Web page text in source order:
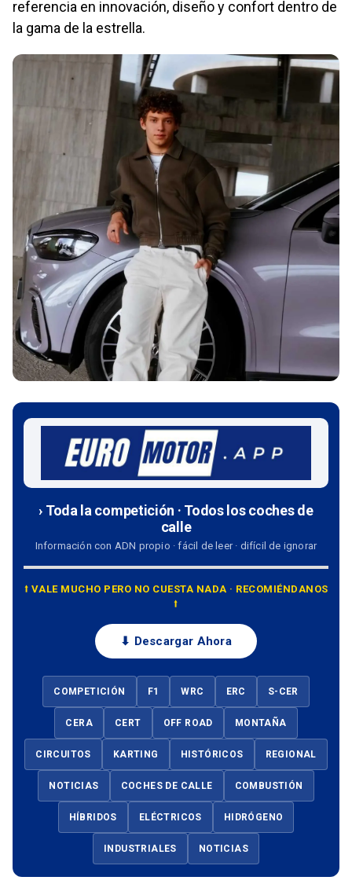
referencia en innovación, diseño y confort dentro de
la gama de la estrella.
› Toda la competición · Todos los coches de
calle
Información con ADN propio · fácil de leer · difícil de ignorar
⭡ VALE MUCHO PERO NO CUESTA NADA · RECOMIÉNDANOS
⭡
⬇ Descargar Ahora
COMPETICIÓN F1 WRC ERC S-CER
CERA CERT OFF ROAD MONTAÑA
CIRCUITOS KARTING HISTÓRICOS REGIONAL
NOTICIAS COCHES DE CALLE COMBUSTIÓN
HÍBRIDOS ELÉCTRICOS HIDRÓGENO
INDUSTRIALES NOTICIAS